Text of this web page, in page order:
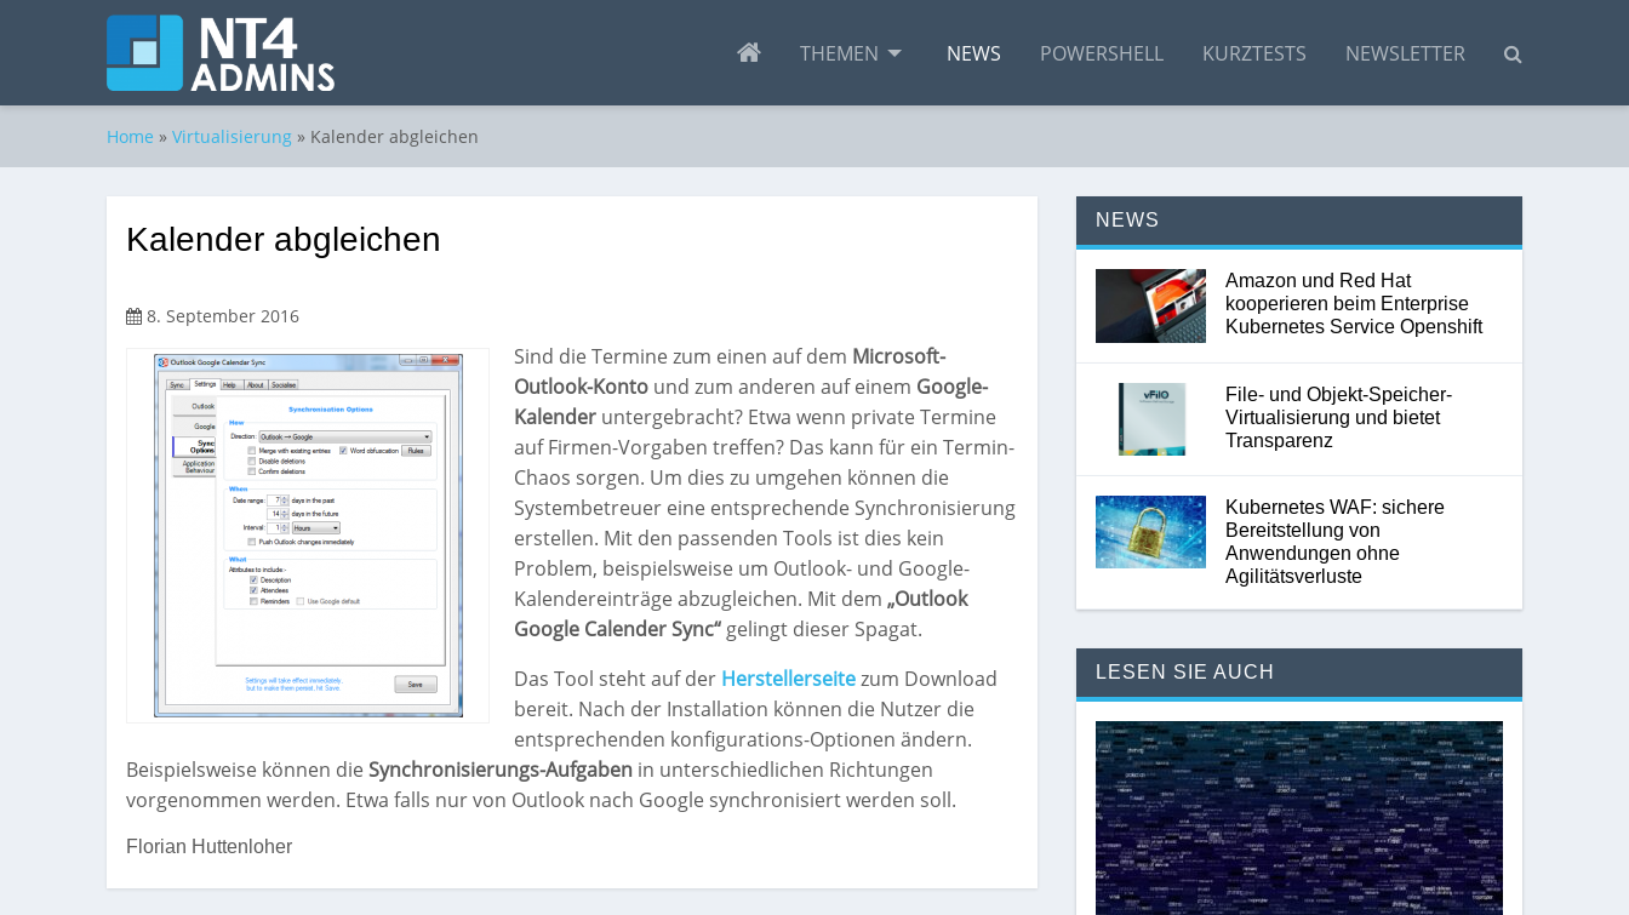
THEMEN NEWS POWERSHELL KURZTESTS NEWSLETTER
Home » Virtualisierung » Kalender abgleichen
Kalender abgleichen
8. September 2016
Sind die Termine zum einen auf dem Microsoft-
Outlook-Konto und zum anderen auf einem Google-
Kalender untergebracht? Etwa wenn private Termine
auf Firmen-Vorgaben treffen? Das kann für ein Termin-
Chaos sorgen. Um dies zu umgehen können die
Systembetreuer eine entsprechende Synchronisierung
erstellen. Mit den passenden Tools ist dies kein
Problem, beispielsweise um Outlook- und Google-
Kalendereinträge abzugleichen. Mit dem „Outlook
Google Calender Sync“ gelingt dieser Spagat.
Das Tool steht auf der Herstellerseitezum Download
bereit. Nach der Installation können die Nutzer die
entsprechenden konfigurations-Optionen ändern.
Beispielsweise können die Synchronisierungs-Aufgaben in unterschiedlichen Richtungen
vorgenommen werden. Etwa falls nur von Outlook nach Google synchronisiert werden soll.
Florian Huttenloher
NEWS
Amazon und Red Hat
kooperieren beim Enterprise
Kubernetes Service Openshift
File- und Objekt-Speicher-
Virtualisierung und bietet
Transparenz
Kubernetes WAF: sichere
Bereitstellung von
Anwendungen ohne
Agilitätsverluste
LESEN SIE AUCH